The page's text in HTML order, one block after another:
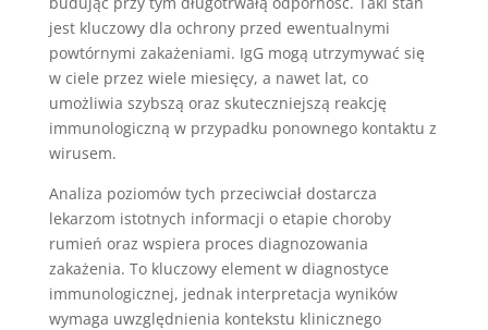
jest kluczowy dla ochrony przed ewentualnymi
powtórnymi zakażeniami. IgG mogą utrzymywać się
w ciele przez wiele miesięcy, a nawet lat, co
umożliwia szybszą oraz skuteczniejszą reakcję
immunologiczną w przypadku ponownego kontaktu z
wirusem.
Analiza poziomów tych przeciwciał dostarcza
lekarzom istotnych informacji o etapie choroby
rumień oraz wspiera proces diagnozowania
zakażenia. To kluczowy element w diagnostyce
immunologicznej, jednak interpretacja wyników
wymaga uwzględnienia kontekstu klinicznego